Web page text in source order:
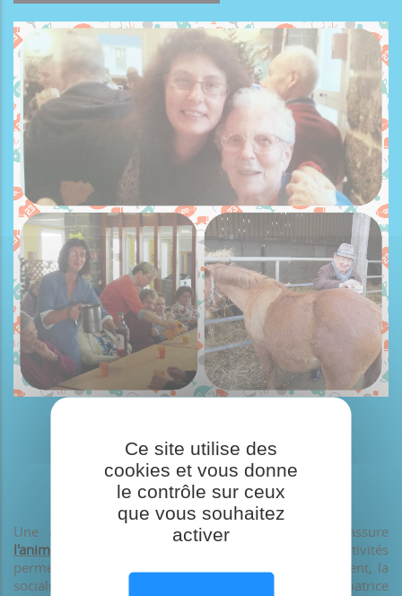
Une animatrice, ainsi que du personnel dédié, assure
l'animation
au sein de l'établissement. Ces activités
permettent de développer et d'aider à l'épanouissement, la
socialisation et l'autonomie des résidents. L'animatrice
Ce site utilise des
cookies et vous donne
le contrôle sur ceux
que vous souhaitez
activer